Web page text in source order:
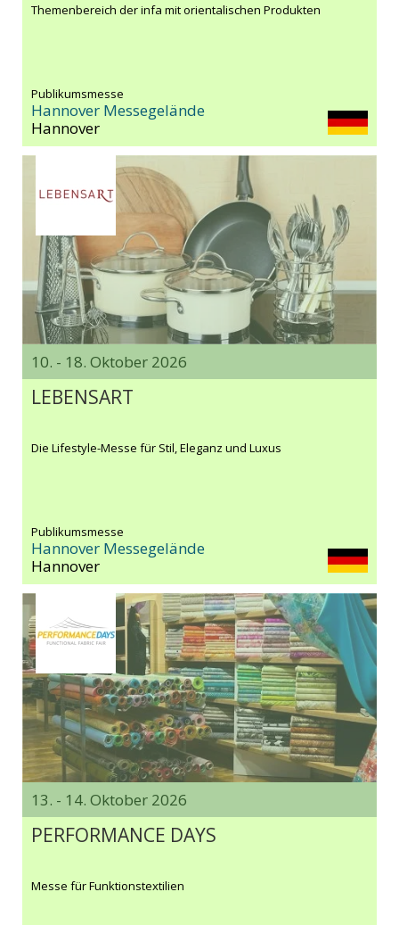
Themenbereich der infa mit orientalischen Produkten
Publikumsmesse
Hannover Messegelände
Hannover
10. - 18. Oktober 2026
LEBENSART
Die Lifestyle-Messe für Stil, Eleganz und Luxus
Publikumsmesse
Hannover Messegelände
Hannover
13. - 14. Oktober 2026
PERFORMANCE DAYS
Messe für Funktionstextilien